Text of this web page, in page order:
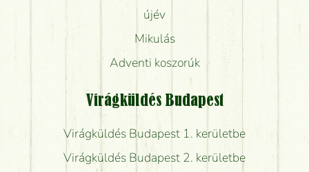
újév
Mikulás
Adventi koszorúk
Virágküldés Budapest
Virágküldés Budapest 1. kerületbe
Virágküldés Budapest 2. kerületbe